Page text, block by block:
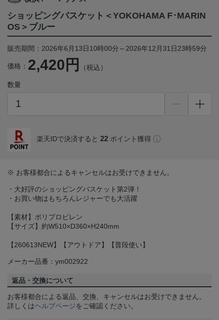
ショッピングバスケット＜YOKOHAMA F･MARIN
OS＞ブルー
販売期間：2026年6月13日10時00分～2026年12月31日23時59分
価格： 2,420円 （税込）
数量
楽天IDで決済すると 22 ポイント獲得
※ お客様都合によるキャンセルはお受けできません。
・大好評のショッピングバスケット第2弾！
・お買い物はもちろんレジャーでも大活躍
【素材】ポリプロピレン
【サイズ】約W510×D360×H240mm
【260613NEW】【アウトドア】【普段使い】
メーカー品番：ym002922
返品・交換について
お客様都合による返品、交換、キャンセルはお受けできません。
詳しくはヘルプページをご確認ください。